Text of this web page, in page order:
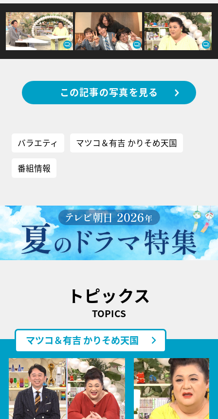
この記事の写真を見る
バラエティ マツコ＆有吉 かりそめ天国
番組情報
トピックス
TOPICS
マツコ＆有吉 かりそめ天国